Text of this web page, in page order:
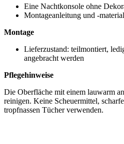
Eine Nachtkonsole ohne
Montageanleitung und -
Montage
Lieferzustand: teilmontiert,
angebracht werden
Pflegehinweise
Die Oberfläche mit einem lauwarm
reinigen. Keine Scheuermittel,
tropfnassen Tücher verwenden.